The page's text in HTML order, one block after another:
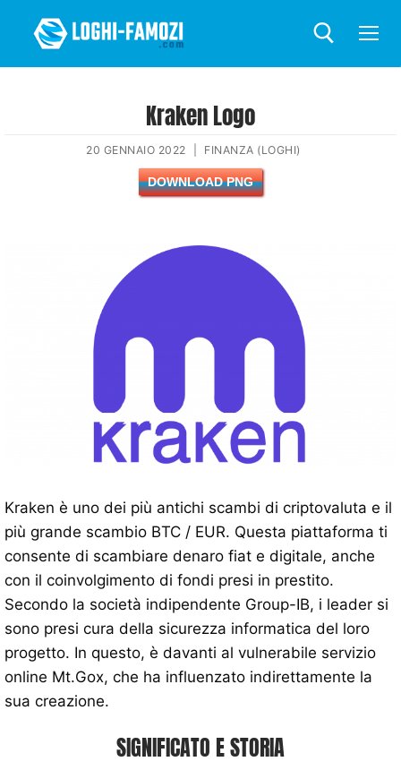
Kraken Logo
20 GENNAIO 2022 FINANZA (LOGHI)
DOWNLOAD PNG
Kraken è uno dei più antichi scambi di criptovaluta e il
più grande scambio BTC / EUR. Questa piattaforma ti
consente di scambiare denaro fiat e digitale, anche
con il coinvolgimento di fondi presi in prestito.
Secondo la società indipendente Group-IB, i leader si
sono presi cura della sicurezza informatica del loro
progetto. In questo, è davanti al vulnerabile servizio
online Mt.Gox, che ha influenzato indirettamente la
sua creazione.
SIGNIFICATO E STORIA